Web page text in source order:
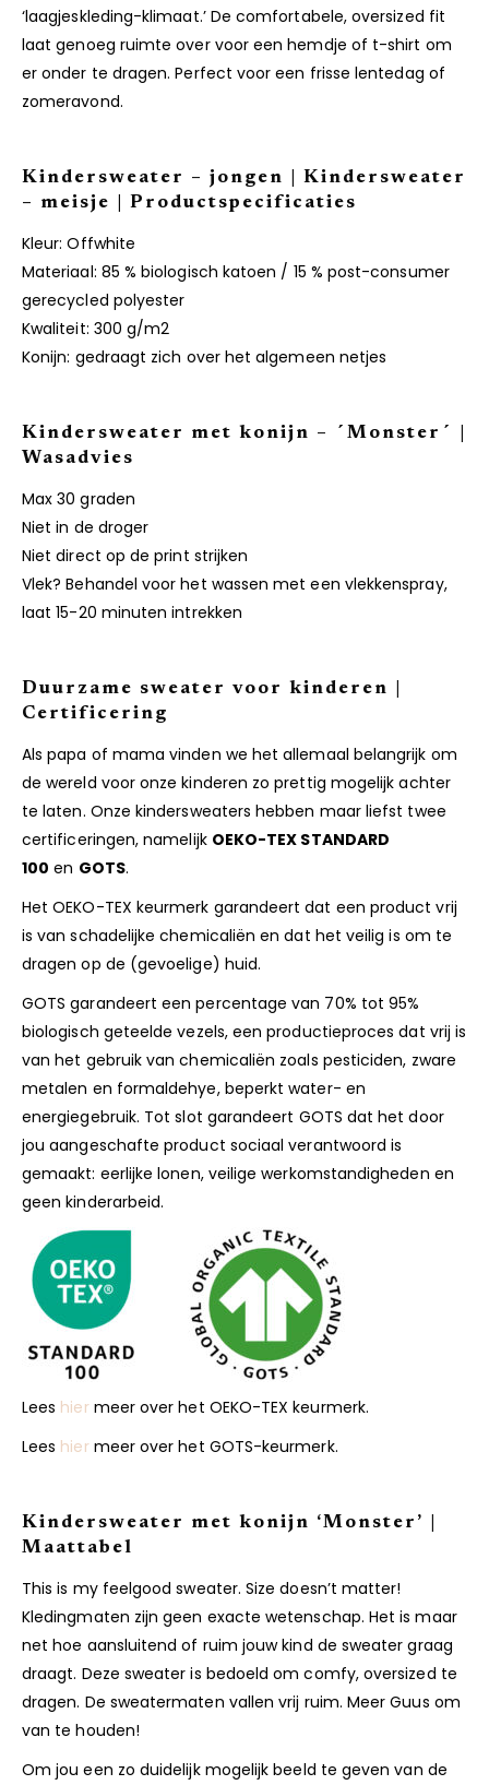
‘laagjeskleding-klimaat.’ De comfortabele, oversized fit
laat genoeg ruimte over voor een hemdje of t-shirt om
er onder te dragen. Perfect voor een frisse lentedag of
zomeravond.
Kindersweater – jongen | Kindersweater
– meisje | Productspecificaties
Kleur: Offwhite
Materiaal: 85 % biologisch katoen / 15 % post-consumer
gerecycled polyester
Kwaliteit: 300 g/m2
Konijn: gedraagt zich over het algemeen netjes
Kindersweater met konijn – ´Monster´ |
Wasadvies
Max 30 graden
Niet in de droger
Niet direct op de print strijken
Vlek? Behandel voor het wassen met een vlekkenspray,
laat 15-20 minuten intrekken
Duurzame sweater voor kinderen |
Certificering
Als papa of mama vinden we het allemaal belangrijk om
de wereld voor onze kinderen zo prettig mogelijk achter
te laten. Onze kindersweaters hebben maar liefst twee
certificeringen, namelijk OEKO-TEX STANDARD
100 en GOTS.
Het OEKO-TEX keurmerk garandeert dat een product vrij
is van schadelijke chemicaliën en dat het veilig is om te
dragen op de (gevoelige) huid.
GOTS garandeert een percentage van 70% tot 95%
biologisch geteelde vezels, een productieproces dat vrij is
van het gebruik van chemicaliën zoals pesticiden, zware
metalen en formaldehye, beperkt water- en
energiegebruik. Tot slot garandeert GOTS dat het door
jou aangeschafte product sociaal verantwoord is
gemaakt: eerlijke lonen, veilige werkomstandigheden en
geen kinderarbeid.
Lees hiermeer over het OEKO-TEX keurmerk.
Lees hiermeer over het GOTS-keurmerk.
Kindersweater met konijn ‘Monster’ |
Maattabel
This is my feelgood sweater. Size doesn’t matter!
Kledingmaten zijn geen exacte wetenschap. Het is maar
net hoe aansluitend of ruim jouw kind de sweater graag
draagt. Deze sweater is bedoeld om comfy, oversized te
dragen. De sweatermaten vallen vrij ruim. Meer Guus om
van te houden!
Om jou een zo duidelijk mogelijk beeld te geven van de